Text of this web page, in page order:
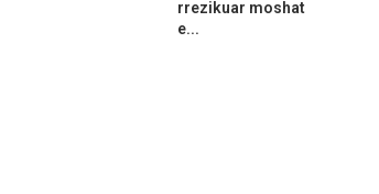
rrezikuar moshat
e...